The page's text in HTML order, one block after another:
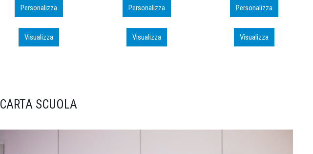
Personalizza
Visualizza
Personalizza
Visualizza
Visualizza
CARTA SCUOLA